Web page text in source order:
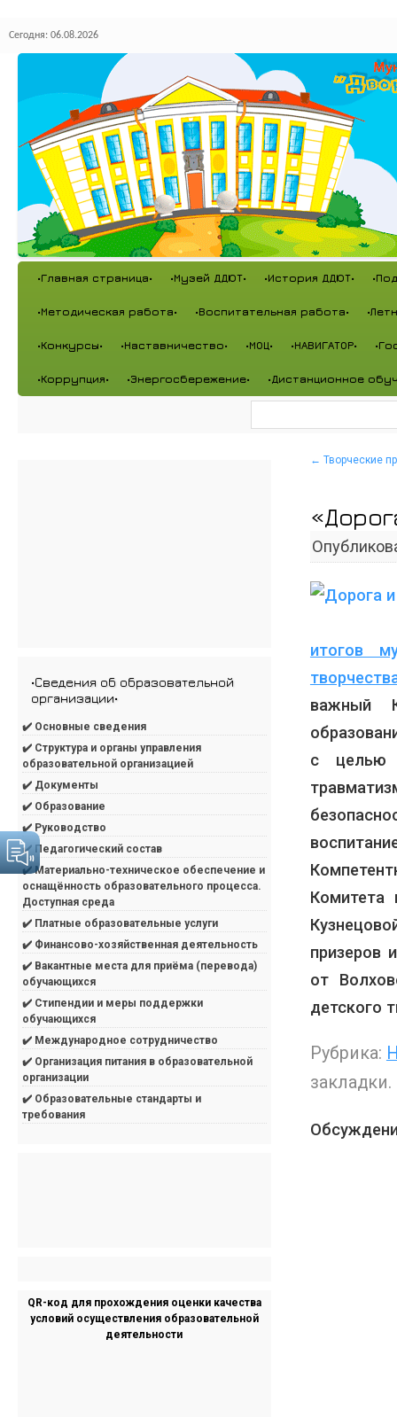
Сегодня: 06.08.2026
•Главная страница• •Музей ДДЮТ• •История ДДЮТ•
•Методическая работа• •Воспитательная работа•
•Конкурсы• •Наставничество• •МОЦ• •НАВИГАТОР•
•Коррупция• •Энергосбережение• •Дистанционное
← Творческие
итогов
важный
с целью
призеров
от
детского
Рубрика:
закладки.
•Сведения об образовательной
организации•
✔️ Основные сведения
✔️ Структура и органы управления
образовательной организацией
✔️ Документы
✔️ Образование
✔️ Руководство
✔️ Педагогический состав
✔️ Материально-техническое обеспечение и
оснащённость образовательного процесса.
Доступная среда
✔️ Платные образовательные услуги
✔️ Финансово-хозяйственная деятельность
✔️ Вакантные места для приёма (перевода)
обучающихся
✔️ Стипендии и меры поддержки
обучающихся
✔️ Международное сотрудничество
✔️ Организация питания в образовательной
организации
✔️ Образовательные стандарты и
требования
QR-код для прохождения оценки качества
условий осуществления образовательной
деятельности